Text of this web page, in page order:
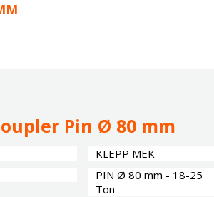
Pin Ø 80 mm
KLEPP MEK
PIN Ø 80 mm - 18-25
Ton